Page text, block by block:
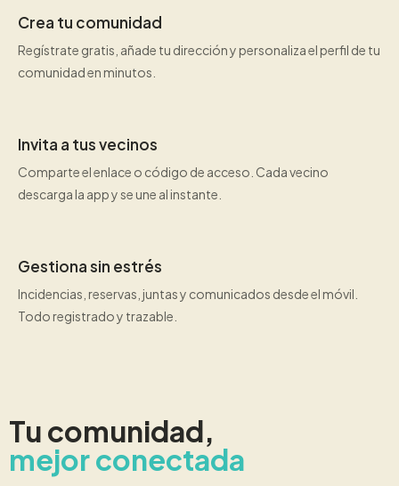
Crea tu comunidad
Regístrate gratis, añade tu dirección y personaliza el perfil de tu
comunidad en minutos.
Invita a tus vecinos
Comparte el enlace o código de acceso. Cada vecino
descarga la app y se une al instante.
Gestiona sin estrés
Incidencias, reservas, juntas y comunicados desde el móvil.
Todo registrado y trazable.
Tu comunidad,
mejor conectada